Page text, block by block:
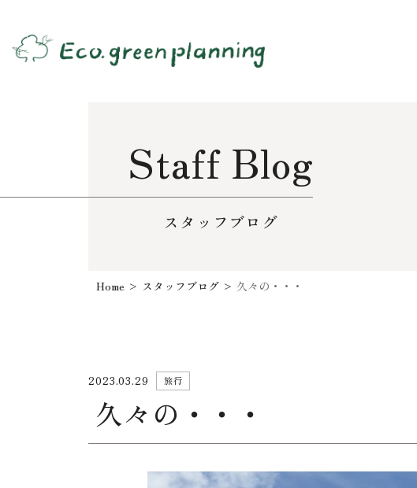
Staff Blog
スタッフブログ
Home > スタッフブログ > 久々の・・・
2023.03.29 旅行
久々の・・・